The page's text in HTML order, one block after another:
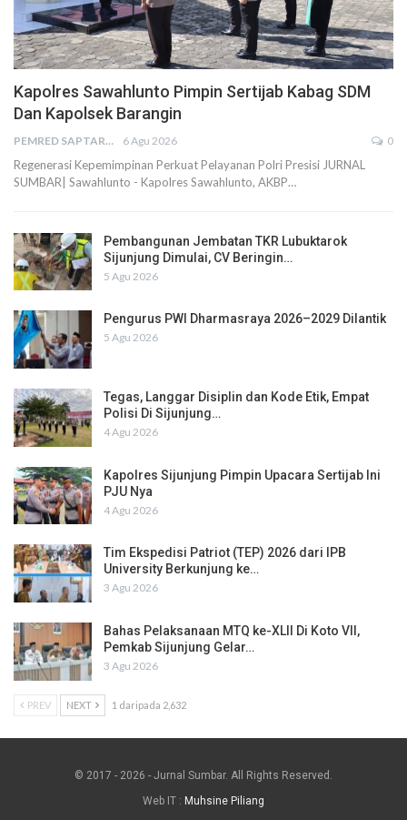
Kapolres Sawahlunto Pimpin Sertijab Kabag SDM
Dan Kapolsek Barangin
PEMRED SAPTARIUS 6 Agu 2026 0
Regenerasi Kepemimpinan Perkuat Pelayanan Polri Presisi JURNAL
SUMBAR| Sawahlunto - Kapolres Sawahlunto, AKBP…
Pembangunan Jembatan TKR Lubuktarok
Sijunjung Dimulai, CV Beringin…
5 Agu 2026
Pengurus PWI Dharmasraya 2026–2029 Dilantik
5 Agu 2026
Tegas, Langgar Disiplin dan Kode Etik, Empat
Polisi Di Sijunjung…
4 Agu 2026
Kapolres Sijunjung Pimpin Upacara Sertijab Ini
PJU Nya
4 Agu 2026
Tim Ekspedisi Patriot (TEP) 2026 dari IPB
University Berkunjung ke…
3 Agu 2026
Bahas Pelaksanaan MTQ ke-XLII Di Koto VII,
Pemkab Sijunjung Gelar…
3 Agu 2026
PREV NEXT 1 daripada 2,632
© 2017 - 2026 - Jurnal Sumbar. All Rights Reserved.
Web IT : Muhsine Piliang